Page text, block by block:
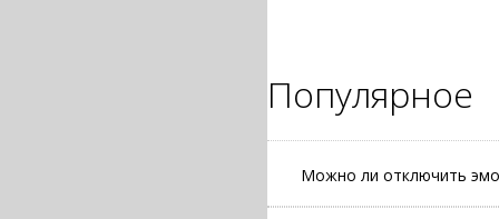
Популярное
Можно ли отключить